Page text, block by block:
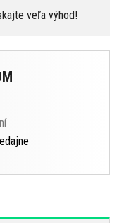
veľa výhod!